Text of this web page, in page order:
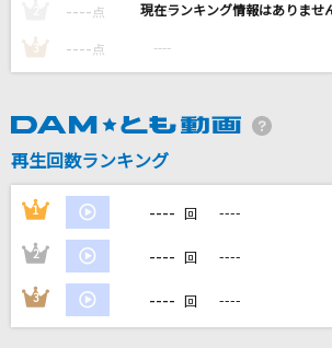
もっと見る
DAMの新曲・ランキングなど
DAMに会員登録・ログインして
---- 点 ----
3 ---- 点 ----
再生回数ランキング
1 ---- 回 ----
2 ---- 回 ----
3 ---- 回 ----